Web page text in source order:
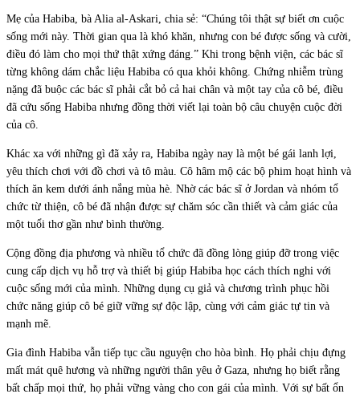
Mẹ của Habiba, bà Alia al-Askari, chia sẻ: “Chúng tôi thật sự biết ơn cuộc
sống mới này. Thời gian qua là khó khăn, nhưng con bé được sống và cười,
điều đó làm cho mọi thứ thật xứng đáng.” Khi trong bệnh viện, các bác sĩ
từng không dám chắc liệu Habiba có qua khỏi không. Chứng nhiễm trùng
nặng đã buộc các bác sĩ phải cắt bỏ cả hai chân và một tay của cô bé, điều
đã cứu sống Habiba nhưng đồng thời viết lại toàn bộ câu chuyện cuộc đời
của cô.
Khác xa với những gì đã xảy ra, Habiba ngày nay là một bé gái lanh lợi,
yêu thích chơi với đồ chơi và tô màu. Cô hâm mộ các bộ phim hoạt hình và
thích ăn kem dưới ánh nắng mùa hè. Nhờ các bác sĩ ở Jordan và nhóm tổ
chức từ thiện, cô bé đã nhận được sự chăm sóc cần thiết và cảm giác của
một tuổi thơ gần như bình thường.
Cộng đồng địa phương và nhiều tổ chức đã đồng lòng giúp đỡ trong việc
cung cấp dịch vụ hỗ trợ và thiết bị giúp Habiba học cách thích nghi với
cuộc sống mới của mình. Những dụng cụ giả và chương trình phục hồi
chức năng giúp cô bé giữ vững sự độc lập, cùng với cảm giác tự tin và
mạnh mẽ.
Gia đình Habiba vẫn tiếp tục cầu nguyện cho hòa bình. Họ phải chịu đựng
mất mát quê hương và những người thân yêu ở Gaza, nhưng họ biết rằng
bất chấp mọi thứ, họ phải vững vàng cho con gái của mình. Với sự bất ổn